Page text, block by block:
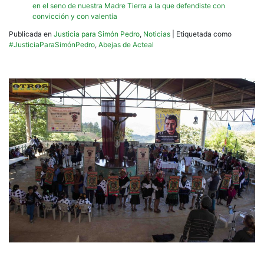
en el seno de nuestra Madre Tierra a la que defendiste con
convicción y con valentía
Publicada en Justicia para Simón Pedro, Noticias
Etiquetada como
#JusticiaParaSimónPedro, Abejas de Acteal